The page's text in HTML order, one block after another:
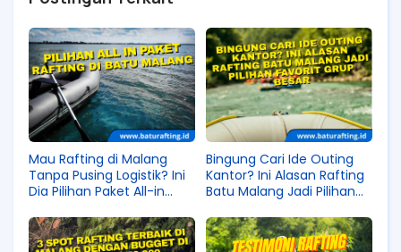
Mau Rafting di Malang
Tanpa Pusing Logistik? Ini
Dia Pilihan Paket All-in
Bingung Cari Ide Outing
Kantor? Ini Alasan Rafting
Batu Malang Jadi Pilihan